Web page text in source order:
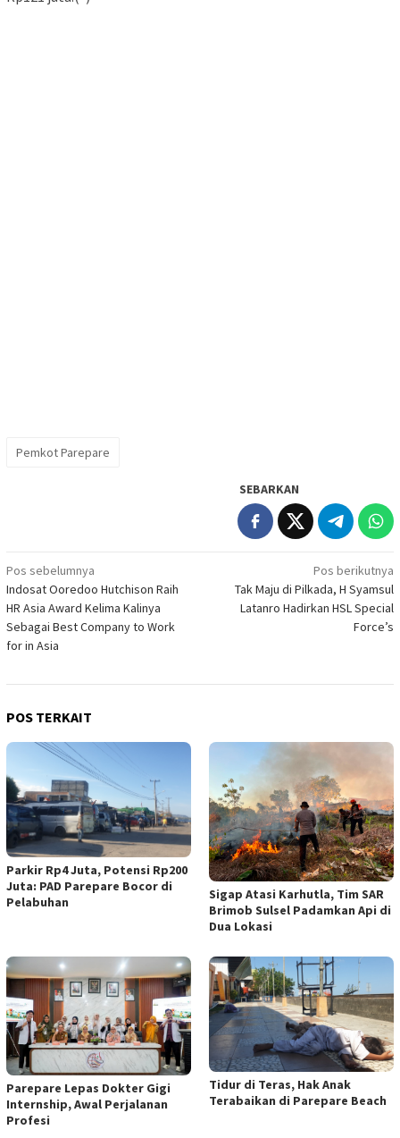
Pemkot Parepare
SEBARKAN
Navigasi
pos
Pos sebelumnya
Indosat Ooredoo Hutchison Raih
HR Asia Award Kelima Kalinya
Sebagai Best Company to Work
for in Asia
Pos berikutnya
Tak Maju di Pilkada, H Syamsul
Latanro Hadirkan HSL Special
Force’s
POS TERKAIT
Parkir Rp4 Juta, Potensi Rp200
Juta: PAD Parepare Bocor di
Pelabuhan
Sigap Atasi Karhutla, Tim SAR
Brimob Sulsel Padamkan Api di
Dua Lokasi
Parepare Lepas Dokter Gigi
Internship, Awal Perjalanan
Profesi
Tidur di Teras, Hak Anak
Terabaikan di Parepare Beach